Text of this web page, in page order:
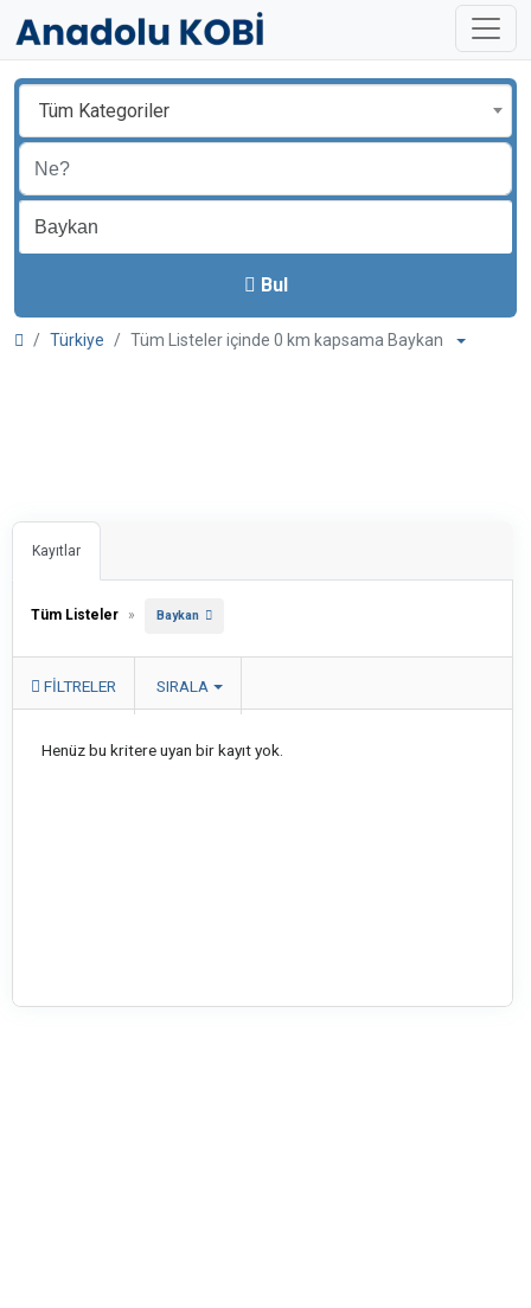
Tüm Kategoriler
Bul
Türkiye Tüm Listeler içinde 0 km kapsama Baykan
Kayıtlar
Tüm Listeler » Baykan
FILTRELER SIRALA
Henüz bu kritere uyan bir kayıt yok.